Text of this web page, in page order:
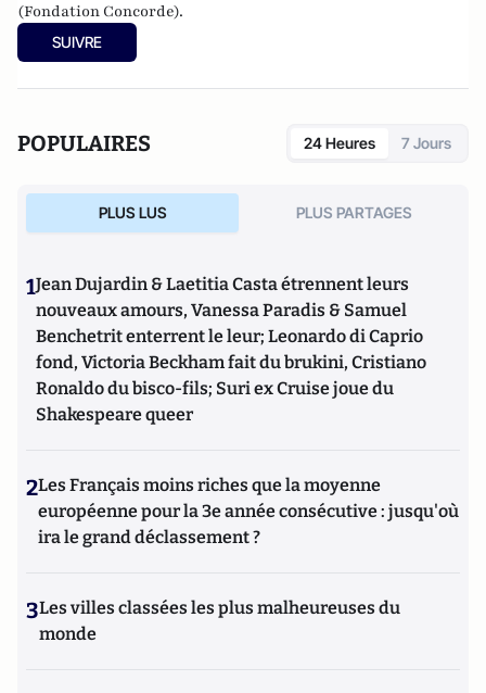
(Fondation Concorde).
SUIVRE
POPULAIRES 24 Heures 7 Jours
PLUS LUS PLUS PARTAGES
1Jean Dujardin & Laetitia Casta étrennent leurs
nouveaux amours, Vanessa Paradis & Samuel
Benchetrit enterrent le leur; Leonardo di Caprio
fond, Victoria Beckham fait du brukini, Cristiano
Ronaldo du bisco-fils; Suri ex Cruise joue du
Shakespeare queer
2Les Français moins riches que la moyenne
européenne pour la 3e année consécutive : jusqu'où
ira le grand déclassement ?
3Les villes classées les plus malheureuses du
monde